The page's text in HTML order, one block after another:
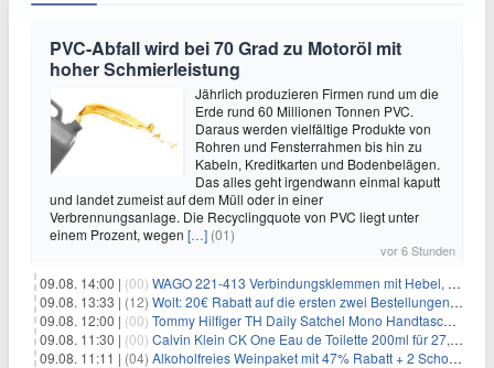
PVC-Abfall wird bei 70 Grad zu Motoröl mit
hoher Schmierleistung
Jährlich produzieren Firmen rund um die
Erde rund 60 Millionen Tonnen PVC.
Daraus werden vielfältige Produkte von
Rohren und Fensterrahmen bis hin zu
Kabeln, Kreditkarten und Bodenbelägen.
Das alles geht irgendwann einmal kaputt
und landet zumeist auf dem Müll oder in einer
Verbrennungsanlage. Die Recyclingquote von PVC liegt unter
einem Prozent, wegen […] (01)
vor 6 Stunden
09.08. 14:00 | (00) WAGO 221-413 Verbindungsklemmen mit Hebel, 50 Stück für 14,99€
09.08. 13:33 | (12) Wolt: 20€ Rabatt auf die ersten zwei Bestellungen für Neukunden
09.08. 12:00 | (00) Tommy Hilfiger TH Daily Satchel Mono Handtasche für 73,97€
09.08. 11:30 | (00) Calvin Klein CK One Eau de Toilette 200ml für 27,99€
09.08. 11:11 | (04) Alkoholfreies Weinpaket mit 47% Rabatt + 2 Schott Zwiesel Gläser GRATIS für 29,99€